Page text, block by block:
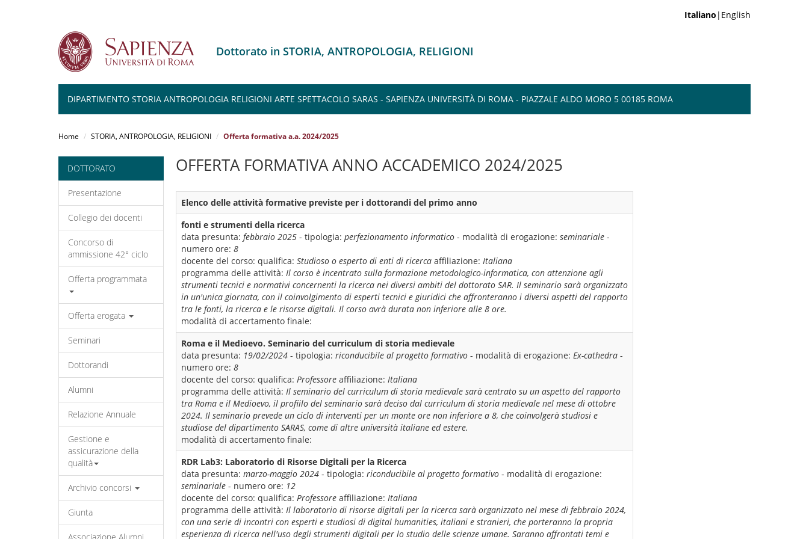
Italiano |English
Dottorato in STORIA, ANTROPOLOGIA, RELIGIONI
DIPARTIMENTO STORIA ANTROPOLOGIA RELIGIONI ARTE SPETTACOLO SARAS - SAPIENZA UNIVERSITÀ DI ROMA - PIAZZALE ALDO MORO 5 00185 ROMA
Home STORIA, ANTROPOLOGIA, RELIGIONI Offerta formativa a.a. 2024/2025
DOTTORATO
Presentazione
Collegio dei docenti
Concorso di
ammissione 42° ciclo
Offerta programmata
Offerta erogata
Seminari
Dottorandi
Alumni
Relazione Annuale
Gestione e
assicurazione della
qualità
Archivio concorsi
Giunta
OFFERTA FORMATIVA ANNO ACCADEMICO 2024/2025
Elenco delle attività formative previste per i dottorandi del primo anno
fonti e strumenti della ricerca
data presunta: febbraio 2025 - tipologia: perfezionamento informatico - modalità di erogazione: seminariale -
numero ore: 8
docente del corso: qualifica: Studioso o esperto di enti di ricerca affiliazione: Italiana
programma delle attività: Il corso è incentrato sulla formazione metodologico-informatica, con attenzione agli
strumenti tecnici e normativi concernenti la ricerca nei diversi ambiti del dottorato SAR. Il seminario sarà organizzato
in un'unica giornata, con il coinvolgimento di esperti tecnici e giuridici che affronteranno i diversi aspetti del rapporto
tra le fonti, la ricerca e le risorse digitali. Il corso avrà durata non inferiore alle 8 ore.
modalità di accertamento finale:
Roma e il Medioevo. Seminario del curriculum di storia medievale
data presunta: 19/02/2024 - tipologia: riconducibile al progetto formativo - modalità di erogazione: Ex-cathedra -
numero ore: 8
docente del corso: qualifica: Professore affiliazione: Italiana
programma delle attività: Il seminario del curriculum di storia medievale sarà centrato su un aspetto del rapporto
tra Roma e il Medioevo, il profiilo del seminario sarà deciso dal curriculum di storia medievale nel mese di ottobre
2024. Il seminario prevede un ciclo di interventi per un monte ore non inferiore a 8, che coinvolgerà studiosi e
studiose del dipartimento SARAS, come di altre università italiane ed estere.
modalità di accertamento finale:
RDR Lab3: Laboratorio di Risorse Digitali per la Ricerca
data presunta: marzo-maggio 2024 - tipologia: riconducibile al progetto formativo - modalità di erogazione:
seminariale - numero ore: 12
docente del corso: qualifica: Professore affiliazione: Italiana
programma delle attività: Il laboratorio di risorse digitali per la ricerca sarà organizzato nel mese di febbraio 2024,
con una serie di incontri con esperti e studiosi di digital humanities, italiani e stranieri, che porteranno la propria
esperienza di ricerca nell'uso degli strumenti digitali per lo studio delle scienze umane. Saranno affrontati temi e